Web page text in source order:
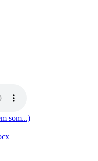
som...)